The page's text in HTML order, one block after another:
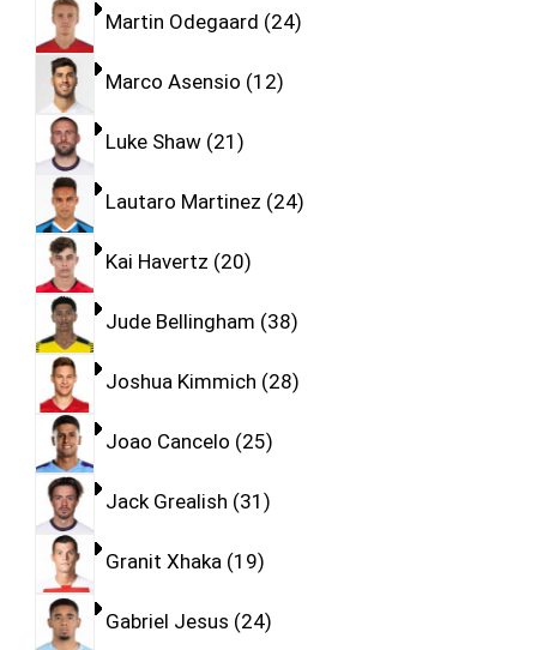
Martin Odegaard 24
Marco Asensio 12
Luke Shaw 21
Lautaro Martinez 24
Kai Havertz 20
Jude Bellingham 38
Joshua Kimmich 28
Joao Cancelo 25
Jack Grealish 31
Granit Xhaka 19
Gabriel Jesus 24